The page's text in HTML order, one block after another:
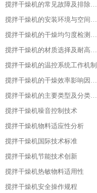
搅拌干燥机的常见故障及排除方法​
搅拌干燥机的安装环境与空间要求​
搅拌干燥机的干燥均匀度检测方法​
搅拌干燥机的材质选择及耐高温性能​
搅拌干燥机的温控系统工作机制
搅拌干燥机的干燥效率影响因素分析​
搅拌干燥机的主要类型及分类标准​
搅拌干燥机噪音控制技术
搅拌干燥机物料适应性分析
搅拌干燥机国际技术标准
搅拌干燥机节能技术创新
搅拌干燥机热敏物料适用性
搅拌干燥机安全操作规程